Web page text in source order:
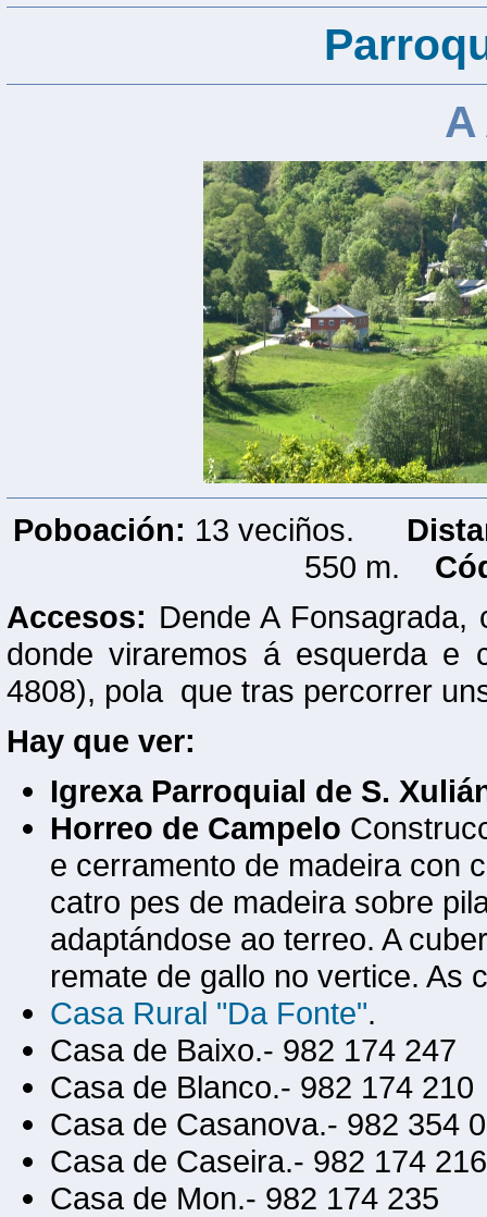
A
Poboación: 13 veciños.
550 m.
Accesos: Dende A
donde viraremos á esquerda e
4808), pola que tras percorrer
Hay que ver:
Igrexa Parroquial de S.
Horreo de Campelo
e cerramento de madeira con
catro pes de madeira sobre
adaptándose ao terreo. A
remate de gallo no vertice. As
Casa Rural "Da Fonte".
Casa de Baixo.- 982 174 247
Casa de Blanco.- 982 174 210
Casa de Casanova.- 982 354
Casa de Caseira.- 982 174 216
Casa de Mon.- 982 174 235